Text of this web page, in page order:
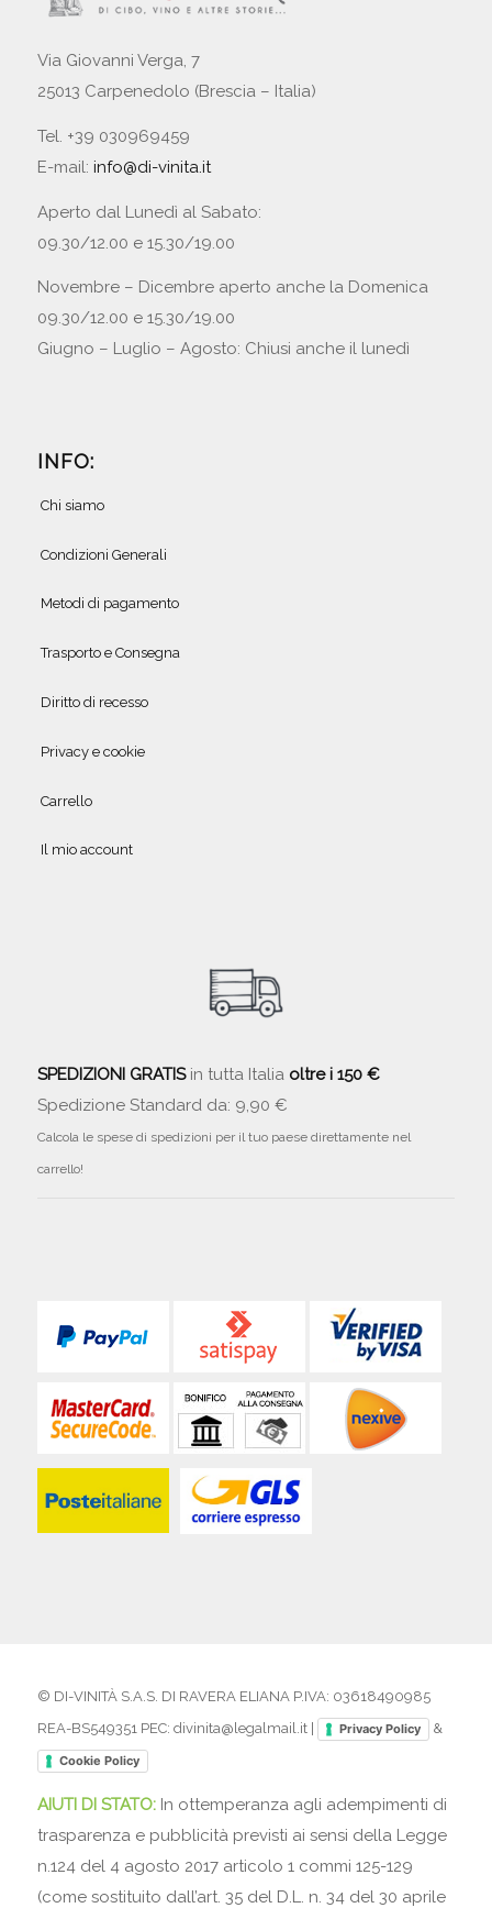
Via Giovanni Verga, 7
25013 Carpenedolo (Brescia – Italia)
Tel. +39 030969459
E-mail: info@di-vinita.it
Aperto dal Lunedì al Sabato:
09.30/12.00 e 15.30/19.00
Novembre – Dicembre aperto anche la Domenica
09.30/12.00 e 15.30/19.00
Giugno – Luglio – Agosto: Chiusi anche il lunedì
INFO:
Chi siamo
Condizioni Generali
Metodi di pagamento
Trasporto e Consegna
Diritto di recesso
Privacy e cookie
Carrello
Il mio account
SPEDIZIONI GRATISin tutta Italia oltre i 150 €
Spedizione Standard da: 9,90 €
Calcola le spese di spedizioni per il tuo paese direttamente nel
carrello!
© DI-VINITÀ S.A.S. DI RAVERA ELIANA P.IVA: 03618490985
REA-BS549351 PEC: divinita@legalmail.it |
Privacy Policy &
Cookie Policy
AIUTI DI STATO: In ottemperanza agli adempimenti di
trasparenza e pubblicità previsti ai sensi della Legge
n.124 del 4 agosto 2017 articolo 1 commi 125-129
(come sostituito dall’art. 35 del D.L. n. 34 del 30 aprile